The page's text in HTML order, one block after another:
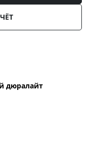
дюралайт